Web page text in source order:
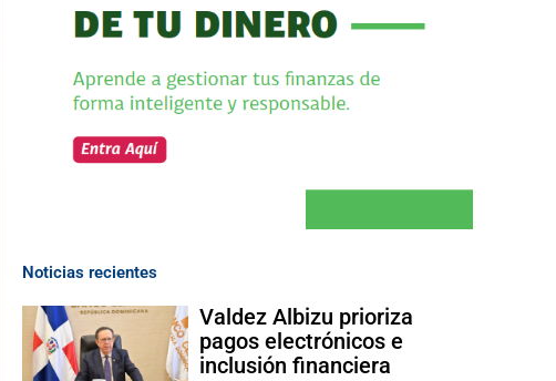
Noticias recientes
Valdez Albizu prioriza
pagos electrónicos e
inclusión financiera